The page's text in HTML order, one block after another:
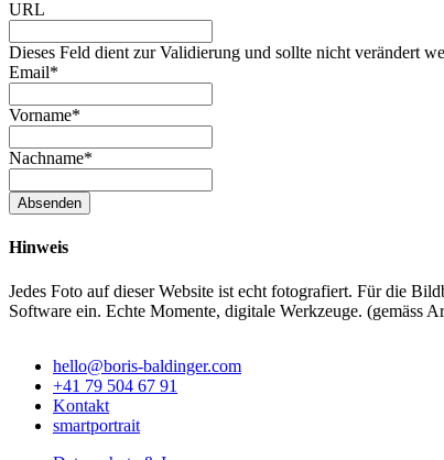
URL
Dieses Feld dient zur Validierung und sollte nicht verändert
Email*
Vorname*
Nachname*
Absenden
Hinweis
Jedes Foto auf dieser Website ist echt fotografiert. Für die
Software ein. Echte Momente, digitale Werkzeuge. (gemäss
hello@boris-baldinger.com
+41 79 504 67 91
Kontakt
smartportrait